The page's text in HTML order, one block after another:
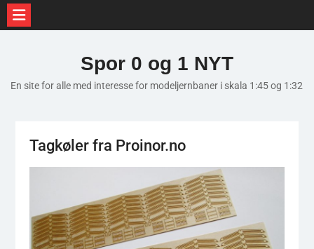
Spor 0 og 1 NYT
En site for alle med interesse for modeljernbaner i skala 1:45 og 1:32
Tagkøler fra Proinor.no